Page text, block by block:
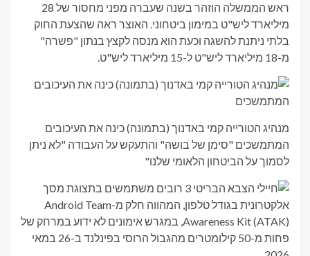
ראש הממשלה הוזהר בשנה שעברה מפני מחסור של 28
מיליארד ליש"ט במימון ביטחוני. האוצר ראה שהצעת החוק
בלתי ניתנת להשגה וכעת הוא מנסה לקצץ בנתון "פשרה"
מ-18 מיליארד ליש"ט ל-15 מיליארד ליש"ט.
מנהיג הטורייה קמי באדנוך (בתמונה) כינה את העיכובים
המתמשכים "סימן של בושה" והתעקש על העבודה "לא ניתן
לסמוך על הביטחון הלאומי שלנו"